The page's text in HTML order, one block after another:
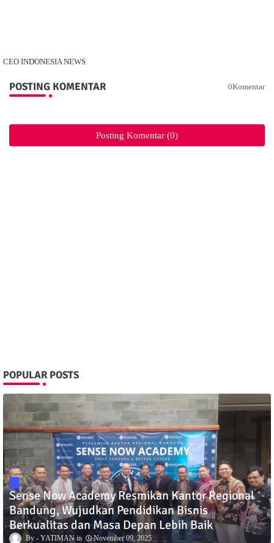
CEO INDONESIA NEWS
POSTING KOMENTAR 0Komentar
Posting Komentar (0)
POPULAR POSTS
Sense Now Academy Resmikan Kantor Regional
Bandung, Wujudkan Pendidikan Bisnis
Berkualitas dan Masa Depan Lebih Baik
YATIMAN November 09, 2025